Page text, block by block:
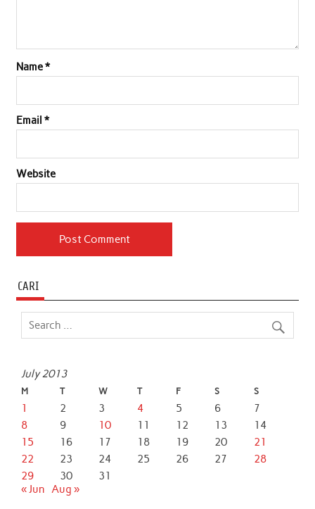
Name*
Email *
Website
CARI
July 2013
M T W T F S S
1 2 3 4 5 6
7
8
9 10 11 12 13
14
15
16 17 18 19 20
21
22
23 24 25 26 27
28
29
30
31
« Jun Aug »